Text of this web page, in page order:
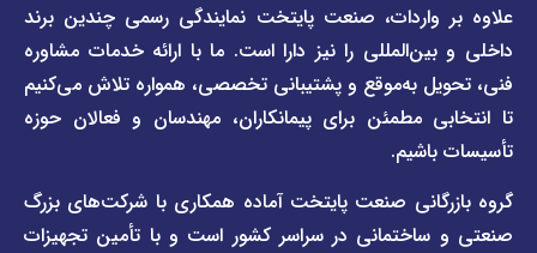
صنعت پایتخت نمایندگی رسمی چندین برند
را نیز دارا است. ما با ارائه خدمات مشاوره
به‌موقع و پشتیبانی تخصصی، همواره تلاش می‌کنیم
مطمئن برای پیمانکاران، مهندسان و فعالان حوزه
صنعت پایتخت آماده همکاری با شرکت‌های بزرگ
در سراسر کشور است و با تأمین تجهیزات
پول